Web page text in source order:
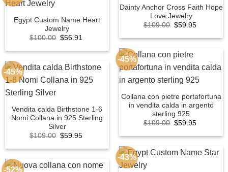
Dainty Anchor Cross Faith Hope
Love Jewelry
$109.00 Original
was:
$59.95Current
is:
Egypt Custom Name Heart
Jewelry
$100.00 Original
was:
$56.91
is:
-45%
Collana con pietre portafortuna
in vendita calda in argento
sterling 925
$109.00 Original
was:
$59.95Current
is:
-45%
Vendita calda Birthstone 1-6
Nomi Collana in 925 Sterling
Silver
$109.00 Original
was:
$59.95Current
is:
-43%
-52%